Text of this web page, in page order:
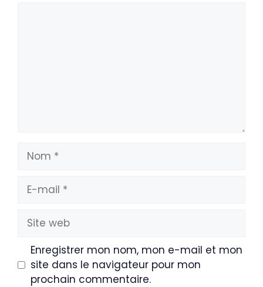
Nom
mail
Site
web
Enregistrer mon nom, mon e-mail et mon
site dans le navigateur pour mon
prochain commentaire.